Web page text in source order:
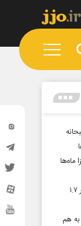
کنم؟ معرفی ۳۰ صبحانه
ماه‌ها
ثبت‌نام ۲.۵ میلیون زائر در سماح | عبور ۱.۷
هم